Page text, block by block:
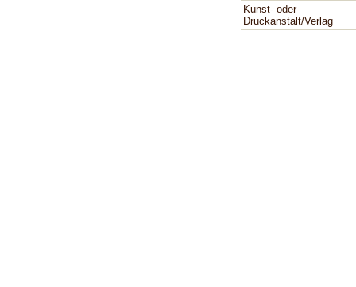
Kunst- oder
Druckanstalt/Verlag